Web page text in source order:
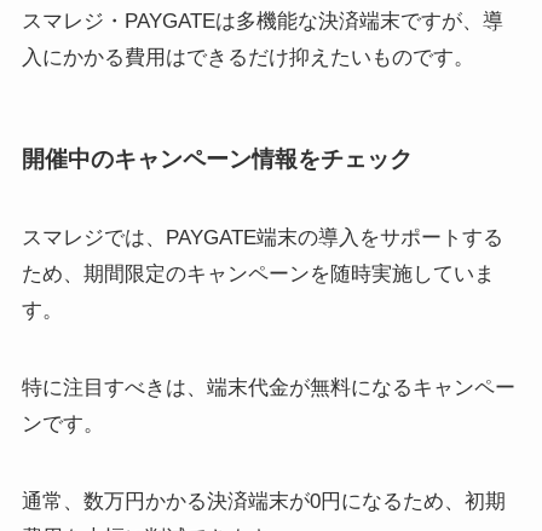
スマレジ・PAYGATEは多機能な決済端末ですが、導
入にかかる費用はできるだけ抑えたいものです。
開催中のキャンペーン情報をチェック
スマレジでは、PAYGATE端末の導入をサポートする
ため、期間限定のキャンペーンを随時実施していま
す。
特に注目すべきは、端末代金が無料になるキャンペー
ンです。
通常、数万円かかる決済端末が0円になるため、初期